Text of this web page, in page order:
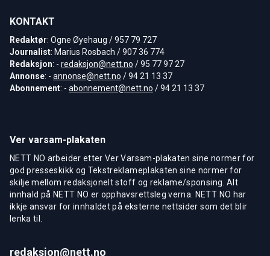
KONTAKT
Redaktør: Ogne Øyehaug / 957 79 727
Journalist: Marius Rosbach / 907 36 774
Redaksjon: - redaksjon@nett.no / 95 77 97 27
Annonse: - annonse@nett.no / 94 21 13 37
Abonnement: - abonnement@nett.no / 94 21 13 37
Ver varsam-plakaten
NETT NO arbeider etter Ver Varsam-plakaten sine normer for
god presseskikk og Tekstreklameplakaten sine normer for
skilje mellom redaksjonelt stoff og reklame/sponsing. Alt
innhald på NETT NO er opphavsrettsleg verna. NETT NO har
ikkje ansvar for innhaldet på eksterne nettsider som det blir
lenka til.
redaksjon@nett.no